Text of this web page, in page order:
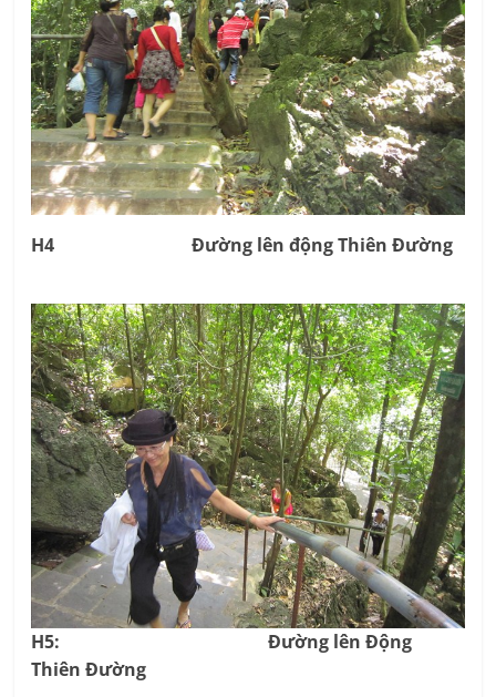
H4 Đường lên động Thiên Đường
H5: Đường lên Động
Thiên Đường